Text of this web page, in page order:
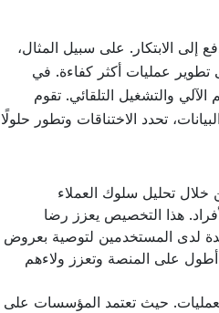
إلى الابتكار. على سبيل المثال،
تطوير عمليات أكثر كفاءة. في
والتشغيل التلقائي. تقوم
تحدد الاختناقات وتطور حلولًا
خلال تحليل سلوك العملاء
هذا التخصيص يعزز رضا
لدى المستخدمين لتوصية بعروض
على المنصة وتعزز ولاءهم
العمليات. حيث تعتمد المؤسسات على